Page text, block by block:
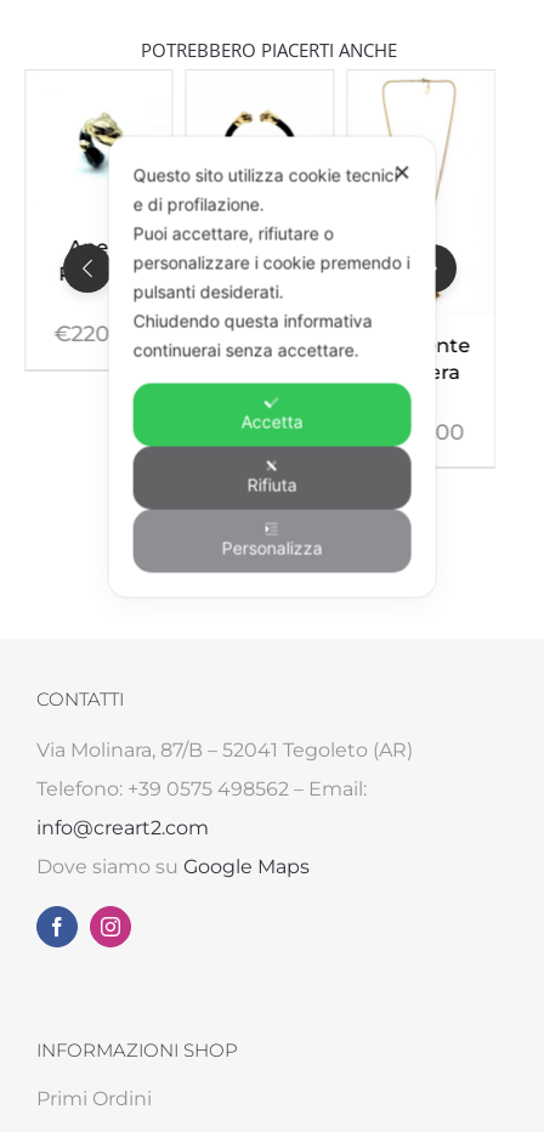
POTREBBERO PIACERTI ANCHE
Anello
Pantera
€220,00
Bracciale
Pantera
Mini
€245,00
Pendente
Pantera
310,00
CONTATTI
Via Molinara, 87/B – 52041 Tegoleto (AR)
Telefono: +39 0575 498562 – Email:
info@creart2.com
Dove siamo su Google Maps
INFORMAZIONI SHOP
Primi Ordini
✕
Questo sito utilizza cookie tecnici
e di profilazione.
Puoi accettare, rifiutare o
personalizzare i cookie premendo i
pulsanti desiderati.
Chiudendo questa informativa
continuerai senza accettare.
Accetta
Rifiuta
Personalizza